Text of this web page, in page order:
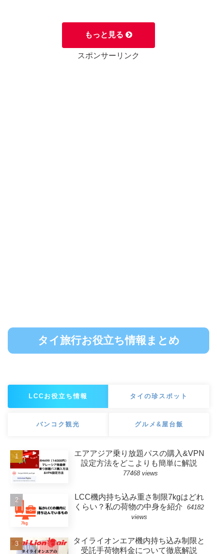
もっと見る
スポンサーリンク
タイ旅行お役立ち情報まとめ
LCCお役立ち情報 タイの珍スポット
バンコク観光 グルメ&屋台飯
エアアジア乗り放題パスの購入&VPN
設定方法をどこよりも簡単に解説
77468 views
LCC機内持ち込み重さ制限7kgはどれ
くらい？私の荷物の中身を紹介
64182
views
タイライオンエア機内持ち込み制限と
受託手荷物料金について徹底解説